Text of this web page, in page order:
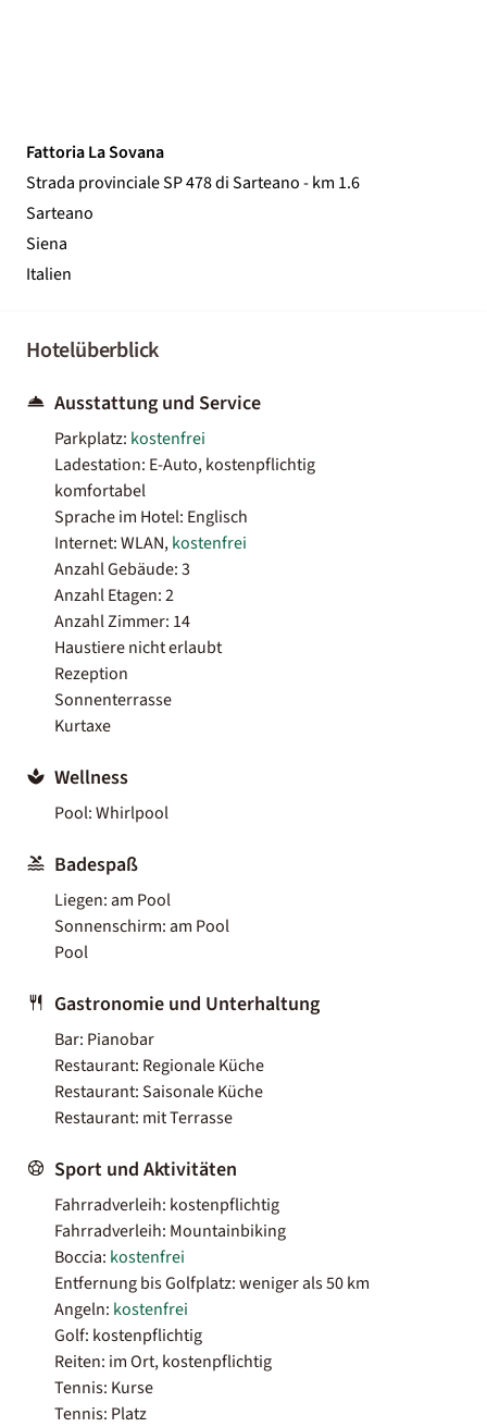
Fattoria La Sovana
Strada provinciale SP 478 di Sarteano - km 1.6
Sarteano
Siena
Italien
Hotelüberblick
Ausstattung und Service
Parkplatz: kostenfrei
Ladestation: E-Auto, kostenpflichtig
komfortabel
Sprache im Hotel: Englisch
Internet: WLAN,kostenfrei
Anzahl Gebäude: 3
Anzahl Etagen: 2
Anzahl Zimmer: 14
Haustiere nicht erlaubt
Rezeption
Sonnenterrasse
Kurtaxe
Wellness
Pool: Whirlpool
Badespaß
Liegen: am Pool
Sonnenschirm: am Pool
Pool
Gastronomie und Unterhaltung
Bar: Pianobar
Restaurant: Regionale Küche
Restaurant: Saisonale Küche
Restaurant: mit Terrasse
Sport und Aktivitäten
Fahrradverleih: kostenpflichtig
Fahrradverleih: Mountainbiking
Boccia: kostenfrei
Entfernung bis Golfplatz: weniger als 50 km
Angeln: kostenfrei
Golf: kostenpflichtig
Reiten: im Ort, kostenpflichtig
Tennis: Kurse
Tennis: Platz